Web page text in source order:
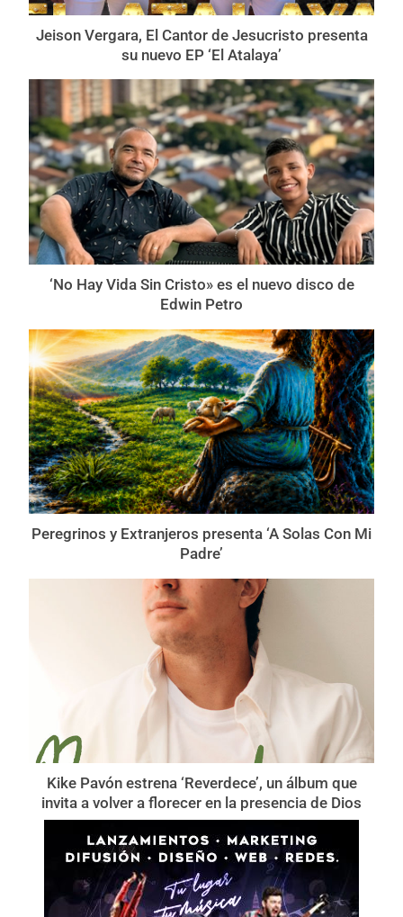
Jeison Vergara, El Cantor de Jesucristo presenta
su nuevo EP ‘El Atalaya’
‘No Hay Vida Sin Cristo» es el nuevo disco de
Edwin Petro
Peregrinos y Extranjeros presenta ‘A Solas Con Mi
Padre’
Kike Pavón estrena ‘Reverdece’, un álbum que
invita a volver a florecer en la presencia de Dios